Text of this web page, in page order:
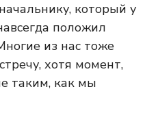
который у
положил
из нас тоже
хотя момент,
таким, как мы